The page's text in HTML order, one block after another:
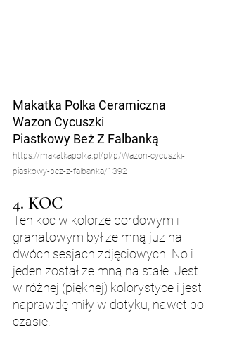
Makatka Polka Ceramiczna
Wazon Cycuszki
Piastkowy Beż Z Falbanką
https://makatkapolka.pl/pl/p/Wazon-cycuszki-
piaskowy-bez-z-falbanka/1392
4. KOC
Ten koc w kolorze bordowym i
granatowym był ze mną już na
dwóch sesjach zdjęciowych. No i
jeden został ze mną na stałe. Jest
w różnej (pięknej) kolorystyce i jest
naprawdę miły w dotyku, nawet po
czasie.